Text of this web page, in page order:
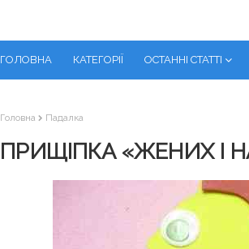
ГОЛОВНА КАТЕГОРІЇ ОСТАННІ СТАТТІ
Головна Падалка
ПРИЩІПКА «ЖЕНИХ І